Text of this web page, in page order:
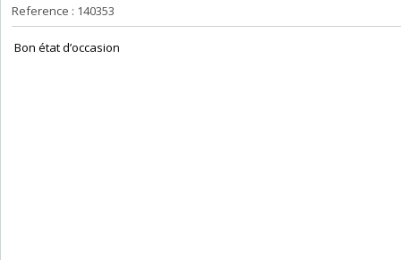
Reference : 140353
‎ Bon état d’occasion ‎